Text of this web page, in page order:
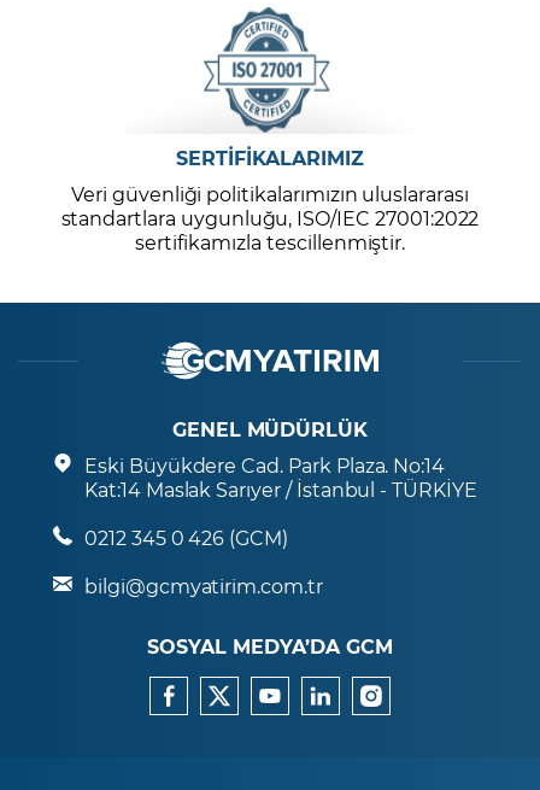
SERTİFİKALARIMIZ
Veri güvenliği politikalarımızın uluslararası
standartlara uygunluğu, ISO/IEC 27001:2022
sertifikamızla tescillenmiştir.
GENEL MÜDÜRLÜK
Eski Büyükdere Cad. Park Plaza. No:14
Kat:14 Maslak Sarıyer / İstanbul - TÜRKİYE
0212 345 0 426 (GCM)
bilgi@gcmyatirim.com.tr
SOSYAL MEDYA’DA GCM